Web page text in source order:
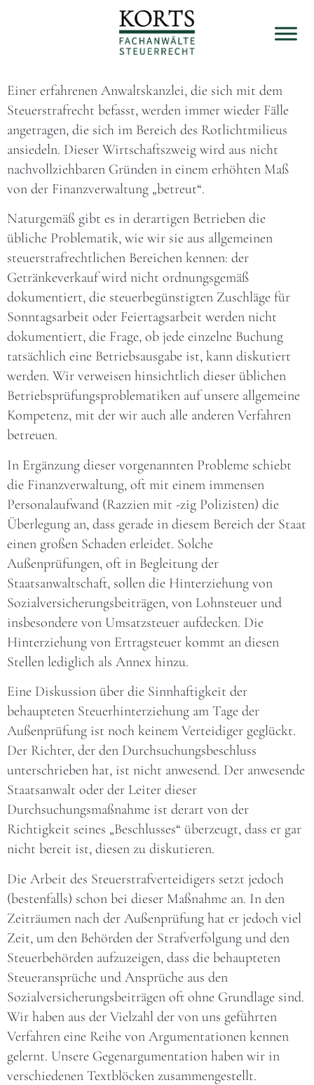
Einer erfahrenen Anwaltskanzlei, die sich mit dem
Steuerstrafrecht befasst, werden immer wieder Fälle
angetragen, die sich im Bereich des Rotlichtmilieus
ansiedeln. Dieser Wirtschaftszweig wird aus nicht
nachvollziehbaren Gründen in einem erhöhten Maß
von der Finanzverwaltung „betreut“.
Naturgemäß gibt es in derartigen Betrieben die
übliche Problematik, wie wir sie aus allgemeinen
steuerstrafrechtlichen Bereichen kennen: der
Getränkeverkauf wird nicht ordnungsgemäß
dokumentiert, die steuerbegünstigten Zuschläge für
Sonntagsarbeit oder Feiertagsarbeit werden nicht
dokumentiert, die Frage, ob jede einzelne Buchung
tatsächlich eine Betriebsausgabe ist, kann diskutiert
werden. Wir verweisen hinsichtlich dieser üblichen
Betriebsprüfungsproblematiken auf unsere allgemeine
Kompetenz, mit der wir auch alle anderen Verfahren
betreuen.
In Ergänzung dieser vorgenannten Probleme schiebt
die Finanzverwaltung, oft mit einem immensen
Personalaufwand (Razzien mit -zig Polizisten) die
Überlegung an, dass gerade in diesem Bereich der Staat
einen großen Schaden erleidet. Solche
Außenprüfungen, oft in Begleitung der
Staatsanwaltschaft, sollen die Hinterziehung von
Sozialversicherungsbeiträgen, von Lohnsteuer und
insbesondere von Umsatzsteuer aufdecken. Die
Hinterziehung von Ertragsteuer kommt an diesen
Stellen lediglich als Annex hinzu.
Eine Diskussion über die Sinnhaftigkeit der
behaupteten Steuerhinterziehung am Tage der
Außenprüfung ist noch keinem Verteidiger geglückt.
Der Richter, der den Durchsuchungsbeschluss
unterschrieben hat, ist nicht anwesend. Der anwesende
Staatsanwalt oder der Leiter dieser
Durchsuchungsmaßnahme ist derart von der
Richtigkeit seines „Beschlusses“ überzeugt, dass er gar
nicht bereit ist, diesen zu diskutieren.
Die Arbeit des Steuerstrafverteidigers setzt jedoch
(bestenfalls) schon bei dieser Maßnahme an. In den
Zeiträumen nach der Außenprüfung hat er jedoch viel
Zeit, um den Behörden der Strafverfolgung und den
Steuerbehörden aufzuzeigen, dass die behaupteten
Steueransprüche und Ansprüche aus den
Sozialversicherungsbeiträgen oft ohne Grundlage sind.
Wir haben aus der Vielzahl der von uns geführten
Verfahren eine Reihe von Argumentationen kennen
gelernt. Unsere Gegenargumentation haben wir in
verschiedenen Textblöcken zusammengestellt.